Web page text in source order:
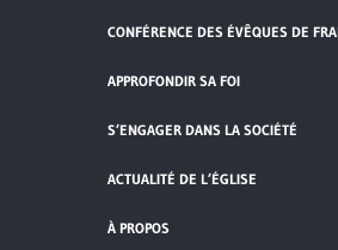
CONFÉRENCE DES ÉVÊQUES DE
APPROFONDIR SA FOI
S’ENGAGER DANS LA SOCIÉTÉ
ACTUALITÉ DE L’ÉGLISE
À PROPOS